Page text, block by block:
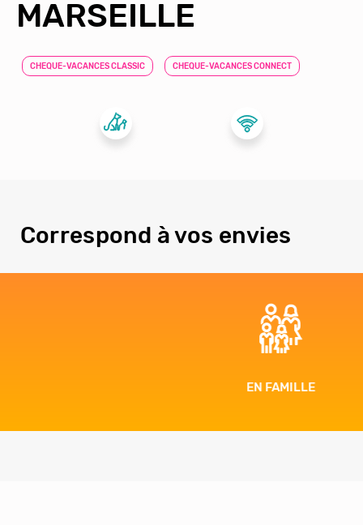
MARSEILLE
CHEQUE-VACANCES CLASSIC CHEQUE-VACANCES CONNECT
Correspond à vos envies